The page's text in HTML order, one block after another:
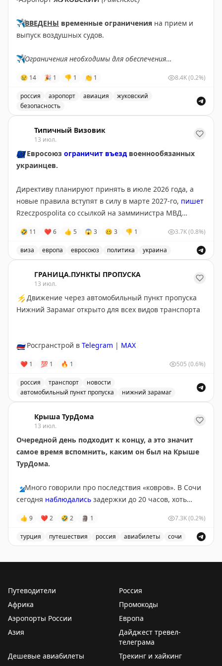
✈️ВВЕДЕНЫ временные ограничения на прием и
выпуск воздушных судов.
✈️Ограничения необходимы для обеспечения
✈️ Говорит Росавиация|MАХ
😢 14 🎉 1 👎 1 👏 1 8.4K(0.2%)
россия аэропорт авиация
жуковский
безопасность
Типичный Визовик
13 июл.
🇪🇺Евросоюз ограничит въездвоеннообязанных
украинцев.
Директиву планируют принять в июле 2026 года, а
новые правила вступят в силу в марте 2027-го, пишет
Rzeczpospolita со ссылкой на замминистра МВД
Для въезда и получения временной защиты
потребуется подтверждение освобождения или
отсрочки от мобилизации. По данным издания,
изменения поддерживает Польша, а инициатором
выступил Киев.
🤣 11 ❤ 6 👍 5 😱 3 🥴 3 👎 1 3.7K(0.8%)
виза европа евросоюз политика украина
ГРАНИЦА.ПУНКТЫ ПРОПУСКА
13 июл.
⚡ Движение через автомобильный пункт пропуска
Нижний Зарамаг открыто для всех видов транспорта
🇷🇺Росгранстрой в Telegram | MAX
❤ 1 💯 1 🔥 1 505 (0.6%)
россия транспорт
новости
автомобильный пункт пропуска
нижний зарамаг
Крыша ТурДома
13 июл.
Очередной день подходит к концу, а это значит
самое время вспомнить, каким он был на Крыше
ТурДома.
🔹Много говорили про последствия «ковров». В Сочи
сегодня наблюдались задержки до 20 часов, хоть
Серьезные корректировки в графиках приводят к
тому, что пассажиры чащеоформляют страховки
на
этот случай. Проверили, не врут ли цифры в
🔹Другая тема, получившая много внимания в СМИ –
утром разбирались в
отравленииболее 50 туристов
из Ephesia Holiday Beach Club 5* в Турции. Уже во
второй половине дня Минздрав Турции
все отдыхающие выписаны из больницы.
👍 9 ❤ 2 🤣 2 🗿 1 7.3K(0.2%)
турция путешествия россия авиабилеты сочи
Путеводители
Россия
Африка
Промокоды
Аэропорты России
Европа
Азия
Дайджест тревел-
телеграма
Дешевые авиабилеты
Трекинг и хайкинг